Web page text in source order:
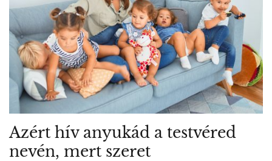
Azért hív anyukád a testvéred
nevén, mert szeret